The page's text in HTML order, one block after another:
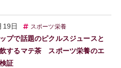
19日 スポーツ栄養
プで話題のピクルスジュースと
するマテ茶 スポーツ栄養のエ
証